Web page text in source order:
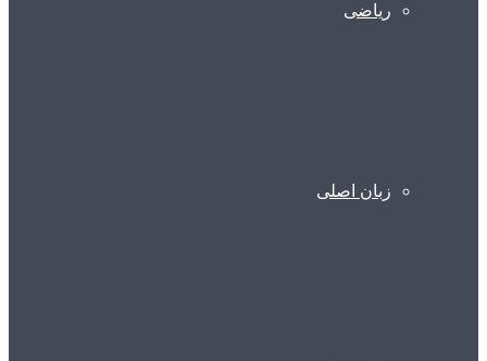
ریاضی
زبان اصلی